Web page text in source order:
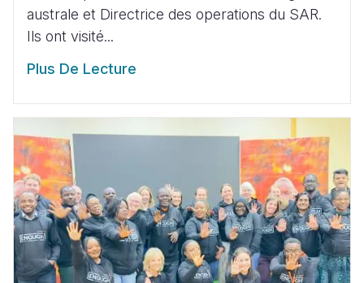
australe et Directrice des operations du SAR.
Ils ont visité...
Plus De Lecture